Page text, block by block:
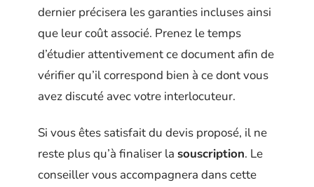
dernier précisera les garanties incluses ainsi
que leur coût associé. Prenez le temps
d’étudier attentivement ce document afin de
vérifier qu’il correspond bien à ce dont vous
avez discuté avec votre interlocuteur.
Si vous êtes satisfait du devis proposé, il ne
reste plus qu’à finaliser la souscription. Le
conseiller vous accompagnera dans cette